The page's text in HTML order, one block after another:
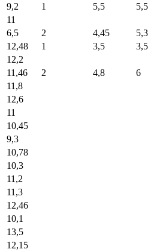
9,2 1 5,5
5,5
11
6,5 2 4,45
5,3
12,48 1 3,5 3,5
12,2
11,46 2 4,8
6
11,8
12,6
11
10,45
9,3
10,78
10,3
11,2
11,3
12,46
10,1
13,5
12,15